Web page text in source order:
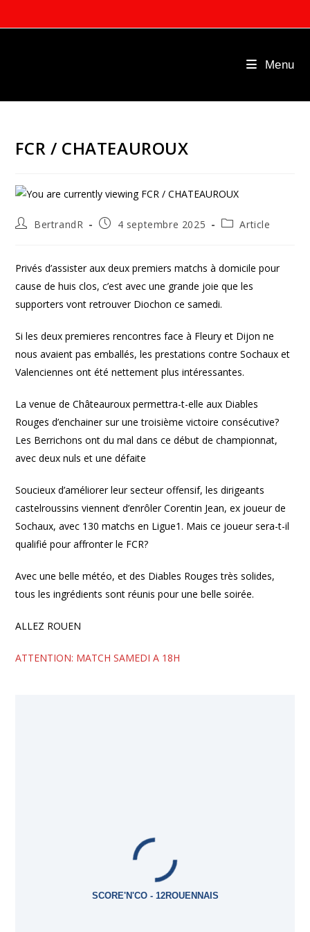
to
Menu
FCR / CHATEAUROUX
Auteur/autrice
publication :
BertrandR
Publication
4 septembre 2025
PostArticle
Privés d’assister aux deux premiers matchs à domicile pour
cause de huis clos, c’est avec une grande joie que les
supporters vont retrouver Diochon ce samedi.
Si les deux premieres rencontres face à Fleury et Dijon ne
nous avaient pas emballés, les prestations contre Sochaux et
Valenciennes ont été nettement plus intéressantes.
La venue de Châteauroux permettra-t-elle aux Diables
Rouges d’enchainer sur une troisième victoire consécutive?
Les Berrichons ont du mal dans ce début de championnat,
avec deux nuls et une défaite
Soucieux d’améliorer leur secteur offensif, les dirigeants
castelroussins viennent d’enrôler Corentin Jean, ex joueur de
Sochaux, avec 130 matchs en Ligue1. Mais ce joueur sera-t-il
qualifié pour affronter le FCR?
Avec une belle météo, et des Diables Rouges très solides,
tous les ingrédients sont réunis pour une belle soirée.
ALLEZ ROUEN
ATTENTION: MATCH SAMEDI A 18H
SCORE'N'CO - 12ROUENNAIS